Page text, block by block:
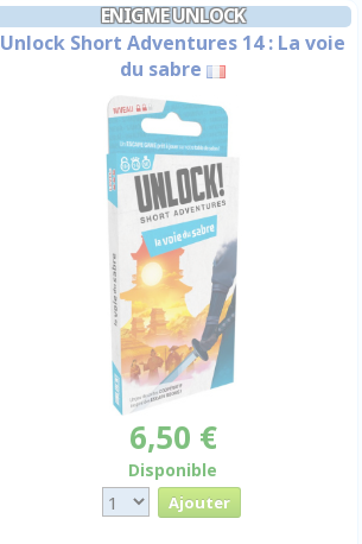
ENIGME UNLOCK
Unlock Short Adventures 14 : La voie
du sabre
6,50 €
Disponible